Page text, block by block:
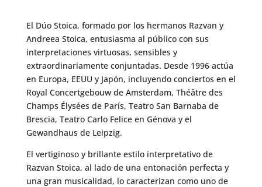
El Dúo Stoica, formado por los hermanos Razvan y
Andreea Stoica, entusiasma al público con sus
interpretaciones virtuosas, sensibles y
extraordinariamente conjuntadas. Desde 1996 actúa
en Europa, EEUU y Japón, incluyendo conciertos en el
Royal Concertgebouw de Amsterdam, Théâtre des
Champs Élysées de París, Teatro San Barnaba de
Brescia, Teatro Carlo Felice en Génova y el
Gewandhaus de Leipzig.
El vertiginoso y brillante estilo interpretativo de
Razvan Stoica, al lado de una entonación perfecta y
una gran musicalidad, lo caracterizan como uno de